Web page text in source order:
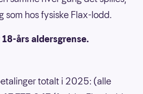
som hos fysiske Flax-lodd.
års aldersgrense.
totalt i 2025: (alle